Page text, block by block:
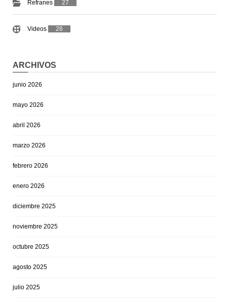
Refranes 27
Videos 26
ARCHIVOS
junio 2026
mayo 2026
abril 2026
marzo 2026
febrero 2026
enero 2026
diciembre 2025
noviembre 2025
octubre 2025
agosto 2025
julio 2025